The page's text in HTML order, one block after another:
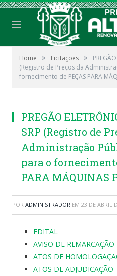
Home » Licitações »
(Registro de Preços da
fornecimento de PEÇAS PARA
PREGÃO
SRP (Registro de
Administração
para o
PARA MÁQUINAS
POR ADMINISTRADOR EM 23 DE ABRIL
EDITAL
AVISO DE REMARCAÇÃO
ATOS DE
ATOS DE ADJUDICAÇÃO